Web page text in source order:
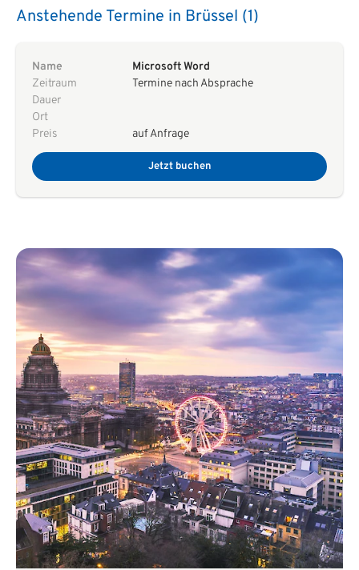
Anstehende Termine in Brüssel (1)
Name
Microsoft Word
Zeitraum
Termine nach Absprache
Dauer
Ort
Preis
auf Anfrage
Jetzt buchen